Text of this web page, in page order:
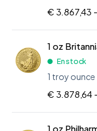
€ 3.867,43
1 oz
En stock
1 troy ounce
€ 3.878,64
1 oz